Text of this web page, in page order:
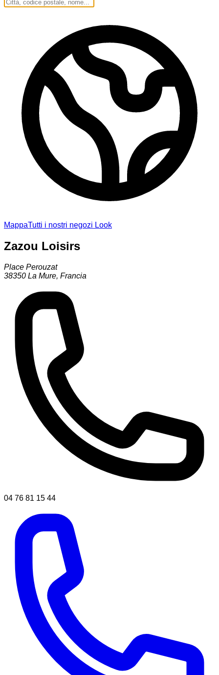
MappaTutti i nostri negozi Look
Zazou Loisirs
Place Perouzat
38350 La Mure, Francia
04 76 81 15 44